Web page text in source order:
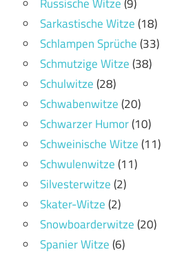
Sarkastische Witze(18)
Schlampen Sprüche(33)
Schmutzige Witze(38)
Schulwitze(28)
Schwabenwitze(20)
Schwarzer Humor(10)
Schweinische Witze(11)
Schwulenwitze(11)
Silvesterwitze(2)
Skater-Witze(2)
Snowboarderwitze(20)
Spanier Witze(6)